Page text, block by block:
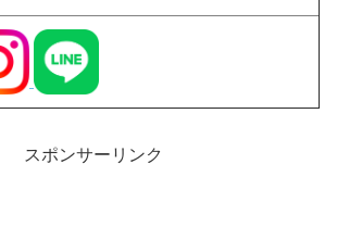
スポンサーリンク